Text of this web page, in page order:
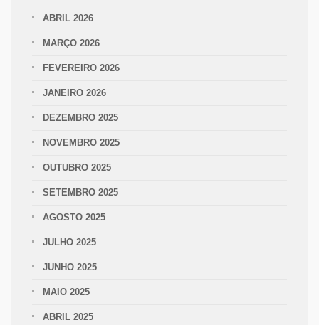
ABRIL 2026
MARÇO 2026
FEVEREIRO 2026
JANEIRO 2026
DEZEMBRO 2025
NOVEMBRO 2025
OUTUBRO 2025
SETEMBRO 2025
AGOSTO 2025
JULHO 2025
JUNHO 2025
MAIO 2025
ABRIL 2025